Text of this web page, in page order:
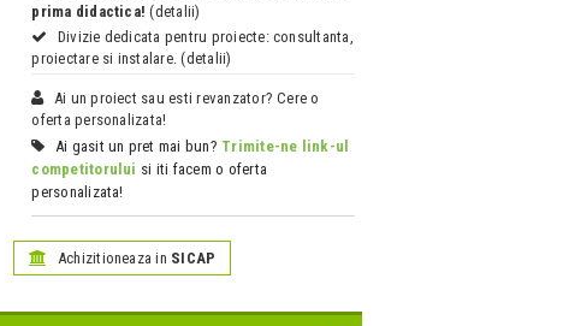
prima didactica! (detalii)
Divizie dedicata pentru proiecte: consultanta,
proiectare si instalare. (detalii)
Ai un proiect sau esti revanzator? Cere o
oferta personalizata!
Ai gasit un pret mai bun? Trimite-ne link-ul
competitorului si iti facem o oferta
personalizata!
Achizitioneaza in SICAP